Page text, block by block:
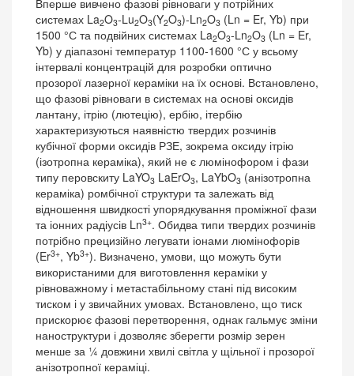
Вперше вивчено фазові рівноваги у потрійних
системах La2O3-Lu2O3(Y2O3)-Ln2O3 (Ln = Er, Yb) при
1500 °С та подвійних системах La2O3-Ln2O3 (Ln = Er,
Yb) у діапазоні температур 1100-1600 °С у всьому
інтервалі концентрацій для розробки оптично
прозорої лазерної кераміки на їх основі. Встановлено,
що фазові рівноваги в системах на основі оксидів
лантану, ітрію (лютецію), ербію, ітербію
характеризуються наявністю твердих розчинів
кубічної форми оксидів РЗЕ, зокрема оксиду ітрію
(ізотропна кераміка), який не є люмінофором і фази
типу перовскиту LaYO3 LaErO3, LaYbO3 (анізотропна
кераміка) ромбічної структури та залежать від
відношення швидкості упорядкування проміжної фази
та іонних радіусів Ln3+. Обидва типи твердих розчинів
потрібно прецизійно легувати іонами люмінофорів
(Er3+, Yb3+). Визначено, умови, що можуть бути
використаними для виготовлення кераміки у
рівноважному і метастабільному стані під високим
тиском і у звичайних умовах. Встановлено, що тиск
прискорює фазові перетворення, однак гальмує зміни
наноструктури і дозволяє зберегти розмір зерен
менше за ¼ довжини хвилі світла у щільної і прозорої
анізотропної кераміці.